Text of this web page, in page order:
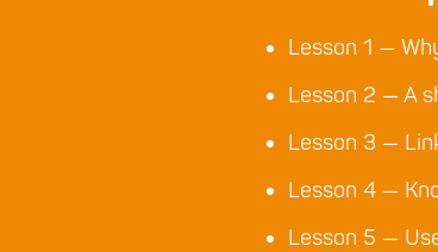
Lesson 1 —
Lesson 2 — A
Lesson 3 —
Lesson 4 —
Lesson 5 —